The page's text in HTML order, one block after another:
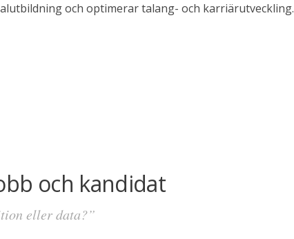
och optimerar talang- och karriärutveckling.
och kandidat
eller data?”